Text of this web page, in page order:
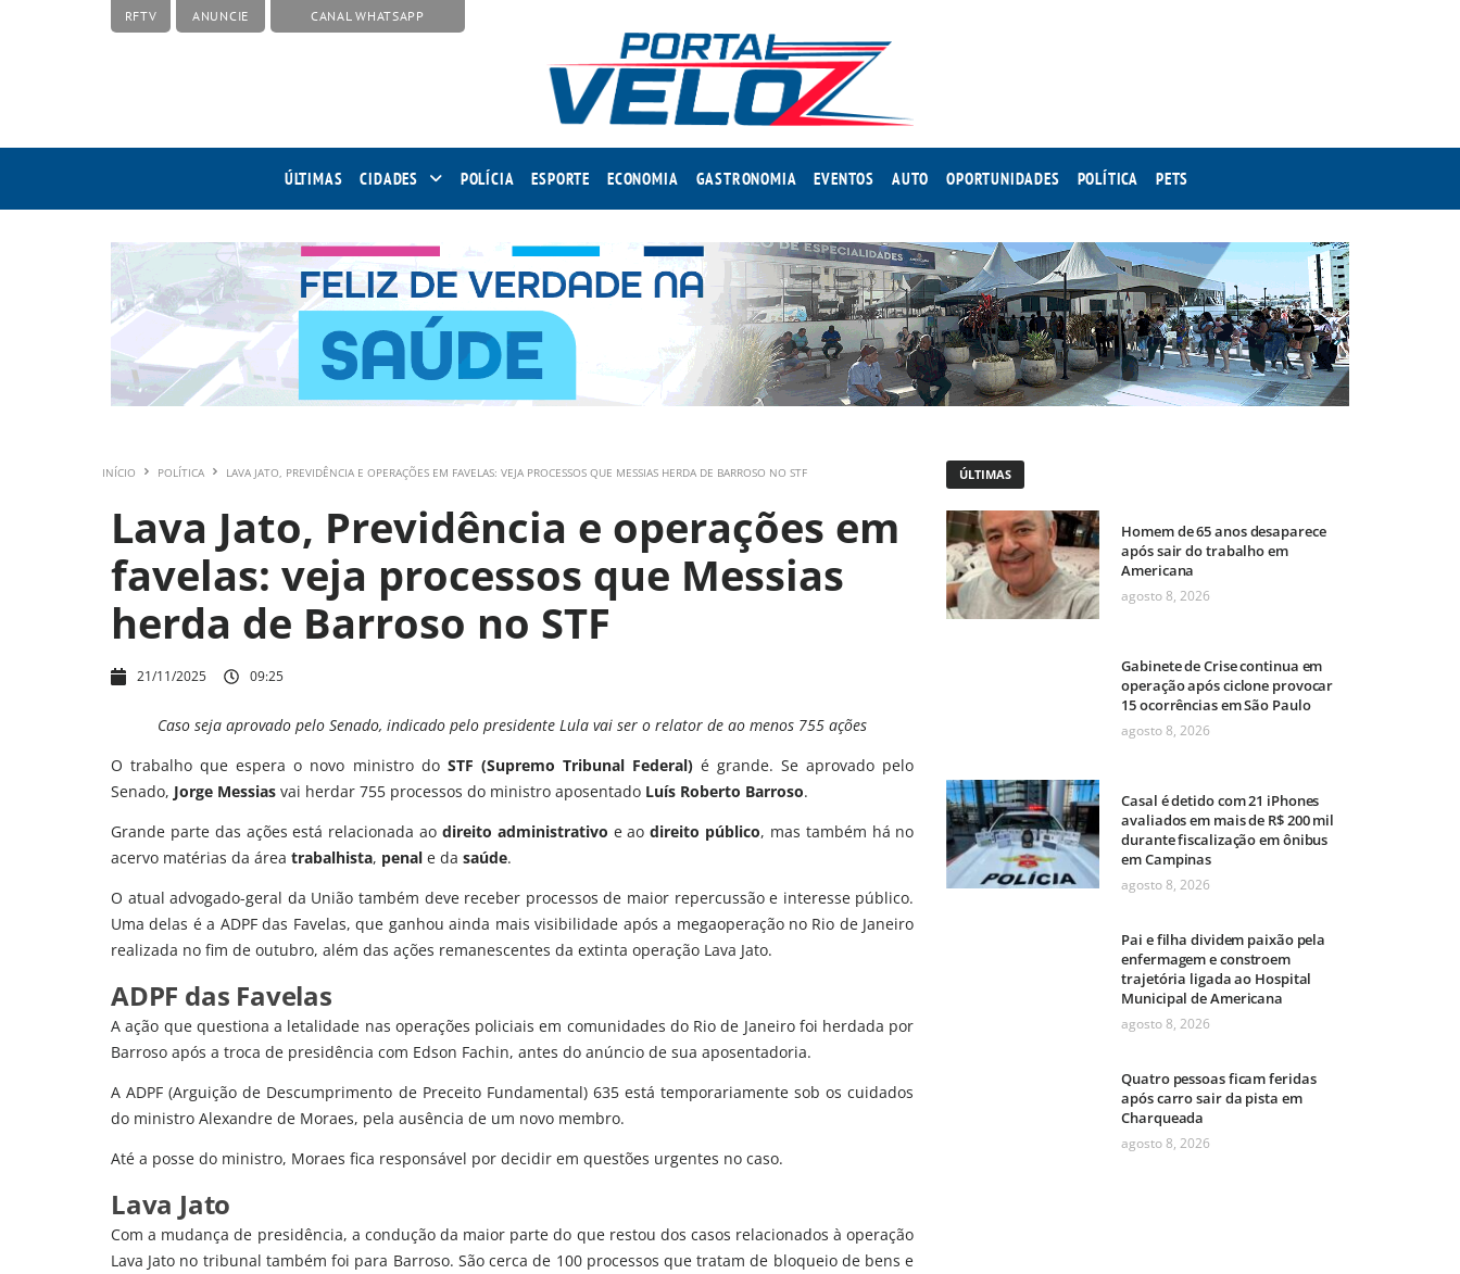
RFTV ANUNCIE CANAL WHATSAPP
ÚLTIMAS CIDADES POLÍCIA ESPORTE ECONOMIA GASTRONOMIA EVENTOS AUTO OPORTUNIDADES POLÍTICA PETS
INÍCIO POLÍTICA LAVA JATO, PREVIDÊNCIA E OPERAÇÕES EM FAVELAS: VEJA PROCESSOS QUE MESSIAS HERDA DE BARROSO NO STF
Lava Jato, Previdência e operações em
favelas: veja processos que Messias
herda de Barroso no STF
21/11/2025 09:25
Caso seja aprovado pelo Senado, indicado pelo presidente Lula vai ser o relator de ao menos 755 ações
O trabalho que espera o novo ministro do STF (Supremo Tribunal Federal)é grande. Se aprovado pelo
Senado, Jorge Messias vai herdar 755 processos do ministro aposentado Luís Roberto Barroso.
Grande parte das ações está relacionada ao direito administrativo e aodireito público, mas também há no
acervo matérias da área trabalhista, penal e da saúde.
O atual advogado-geral da União também deve receber processos de maior repercussão e interesse público.
Uma delas é a ADPF das Favelas, que ganhou ainda mais visibilidade após a megaoperação no Rio de Janeiro
realizada no fim de outubro, além das ações remanescentes da extinta operação Lava Jato.
ADPF das Favelas
A ação que questiona a letalidade nas operações policiais em comunidades do Rio de Janeiro foi herdada por
Barroso após a troca de presidência com Edson Fachin, antes do anúncio de sua aposentadoria.
A ADPF (Arguição de Descumprimento de Preceito Fundamental) 635 está temporariamente sob os cuidados
do ministro Alexandre de Moraes, pela ausência de um novo membro.
Até a posse do ministro, Moraes fica responsável por decidir em questões urgentes no caso.
Lava Jato
Com a mudança de presidência, a condução da maior parte do que restou dos casos relacionados à operação
Lava Jato no tribunal também foi para Barroso. São cerca de 100 processos que tratam de bloqueio de bens e
ÚLTIMAS
Homem de 65 anos desaparece
após sair do trabalho em
Americana
agosto 8, 2026
Gabinete de Crise continua em
operação após ciclone provocar
15 ocorrências em São Paulo
agosto 8, 2026
Casal é detido com 21 iPhones
avaliados em mais de R$ 200 mil
durante fiscalização em ônibus
em Campinas
agosto 8, 2026
Pai e filha dividem paixão pela
enfermagem e constroem
trajetória ligada ao Hospital
Municipal de Americana
agosto 8, 2026
Quatro pessoas ficam feridas
após carro sair da pista em
Charqueada
agosto 8, 2026